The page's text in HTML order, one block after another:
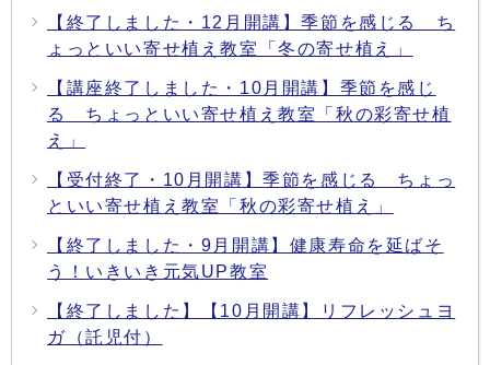
【終了しました・12月開講】季節を感じる ち
ょっといい寄せ植え教室「冬の寄せ植え」
【講座終了しました・10月開講】季節を感じ
る ちょっといい寄せ植え教室「秋の彩寄せ植
え」
【受付終了・10月開講】季節を感じる ちょっ
といい寄せ植え教室「秋の彩寄せ植え」
【終了しました・9月開講】健康寿命を延ばそ
う！いきいき元気UP教室
【終了しました】【10月開講】リフレッシュヨ
ガ（託児付）